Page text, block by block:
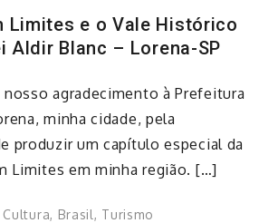
Limites e o Vale Histórico
Aldir Blanc – Lorena-SP
agradecimento à Prefeitura
minha cidade, pela
produzir um capítulo especial da
Limites em minha região. […]
, Brasil, Turismo